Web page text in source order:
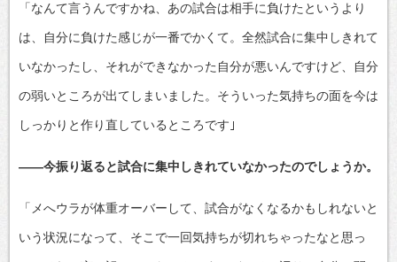
「なんて言うんですかね、あの試合は相手に負けたというより
は、自分に負けた感じが一番でかくて。全然試合に集中しきれて
いなかったし、それができなかった自分が悪いんですけど、自分
の弱いところが出てしまいました。そういった気持ちの面を今は
しっかりと作り直しているところです｣
――今振り返ると試合に集中しきれていなかったのでしょうか。
「メへウラが体重オーバーして、試合がなくなるかもしれないと
いう状況になって、そこで一回気持ちが切れちゃったなと思っ